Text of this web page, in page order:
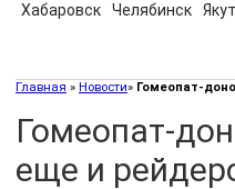
Хабаровск
Челябинск
Главная » Новости» Гомеопат-
Гомеопат-
еще и